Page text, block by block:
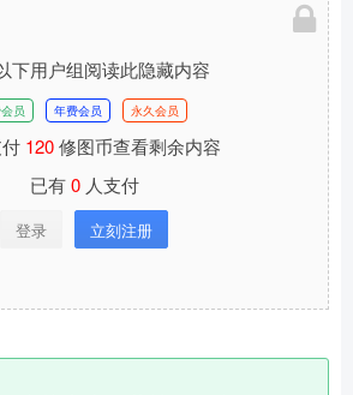
下用户组阅读此隐藏内容
员 年费会员 永久会员
120修图币查看剩余内容
已有0人支付
登录 立刻注册